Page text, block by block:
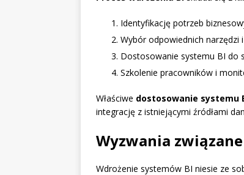
Identyfikację potrzeb
Wybór odpowiednich narzędzi
Dostosowanie systemu BI do
Szkolenie pracowników i
Właściwe dostosowanie systemu
integrację z istniejącymi źródłami
Wyzwania
Wdrożenie systemów BI niesie ze